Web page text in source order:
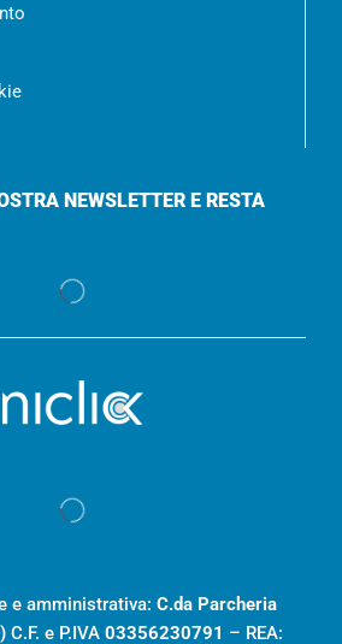
NEWSLETTER E RESTA
e amministrativa: C.da Parcheria
C.F. e P.IVA 03356230791 – REA: